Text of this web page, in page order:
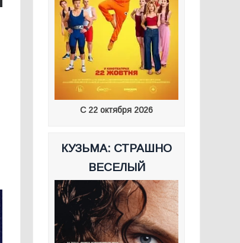
С 22 октября 2026
КУЗЬМА: СТРАШНО
ВЕСЕЛЫЙ